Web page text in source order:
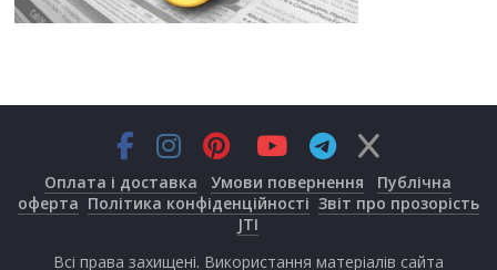
Оплата і доставка Умови повернення
Публічна
оферта Політика конфіденційності Звіт про прозорість
JTI
Всі права захищені. Використання матеріалів сайта